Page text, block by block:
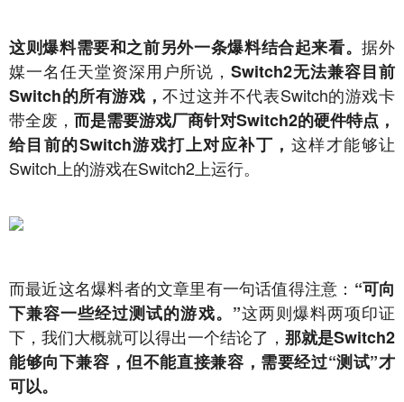
这则爆料需要和之前另外一条爆料结合起来看。据外
媒一名任天堂资深用户所说，Switch2无法兼容目前
Switch的所有游戏，不过这并不代表Switch的游戏卡
带全废， 而是需要游戏厂商针对Switch2的硬件特点，
给目前的Switch游戏打上对应补丁， 这样才能够让
Switch上的游戏在Switch2上运行。
而最近这名爆料者的文章里有一句话值得注意： “可向
下兼容一些经过测试的游戏。”这两则爆料两项印证
下，我们大概就可以得出一个结论了， 那就是Switch2
能够向下兼容，但不能直接兼容，需要经过“测试”才
可以。